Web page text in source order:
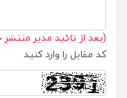
(بعد از تائید مدیر
کد مقابل را وارد کنید